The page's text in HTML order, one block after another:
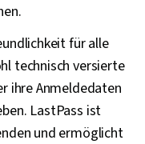
für alle
technisch versierte
ihre Anmeldedaten
LastPass ist
und ermöglicht